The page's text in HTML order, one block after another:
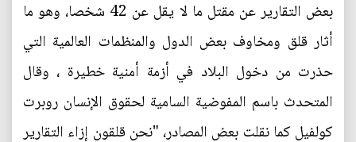
بعض التقارير عن مقتل ما لا يقل عن 42 شخصا، وهو ما
أثار قلق ومخاوف بعض الدول والمنظمات العالمية التي
حذرت من دخول البلاد في أزمة أمنية خطيرة ، وقال
المتحدث باسم المفوضية السامية لحقوق الإنسان روبرت
كولفيل كما نقلت بعض المصادر، "نحن قلقون إزاء التقارير